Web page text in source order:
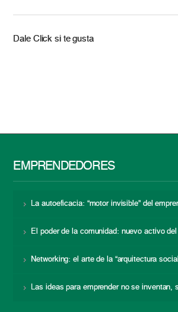
Dale Click si te gusta
EMPRENDEDORES
La autoeficacia: “motor invisible” del
El poder de la comunidad: nuevo activo
Networking: el arte de la “arquitectura
Las ideas para emprender no se inventan,